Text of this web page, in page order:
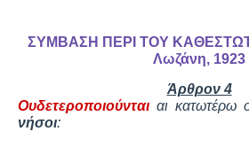
ΣΥΜΒΑΣΗ ΠΕΡΙ ΤΟΥ
Λωζάνη, 1923
Άρθρον 4
Ουδετεροποιούνται αι κατωτέρω
νήσοι: